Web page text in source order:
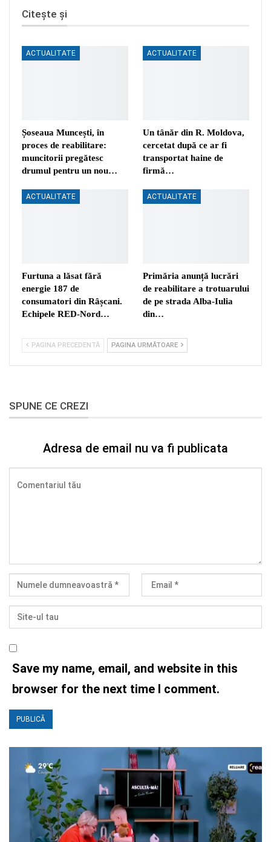
Citește și
ACTUALITATE
Șoseaua Muncești, în
proces de reabilitare:
muncitorii pregătesc
drumul pentru un nou…
ACTUALITATE
Un tânăr din R. Moldova,
cercetat după ce ar fi
transportat haine de
firmă…
ACTUALITATE
Furtuna a lăsat fără
energie 187 de
consumatori din Râșcani.
Echipele RED-Nord…
ACTUALITATE
Primăria anunță lucrări
de reabilitare a trotuarului
de pe strada Alba-Iulia
din…
PAGINA PRECEDENTĂ PAGINA URMĂTOARE
SPUNE CE CREZI
Adresa de email nu va fi publicata
Save my name, email, and website in this
browser for the next time I comment.